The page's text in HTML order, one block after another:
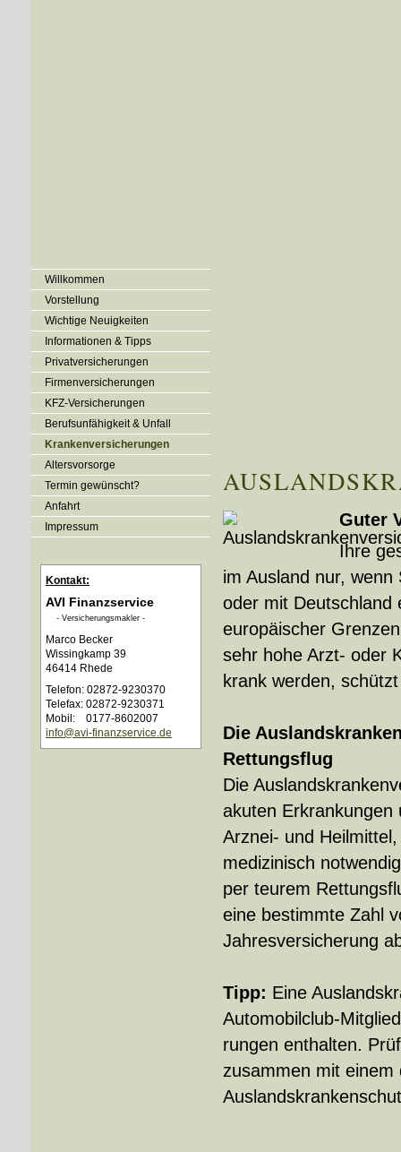
Willkommen
Vorstellung
Wichtige Neuigkeiten
Informationen & Tipps
Privatversicherungen
Firmenversicherungen
KFZ-Versicherungen
Berufsunfähigkeit & Unfall
Kranken­ver­si­che­rungen
Alters­vorsorge
Termin gewünscht?
Anfahrt
Impressum
Kontakt:
AVI Finanzservice
- Ver­sicherungs­makler -
Marco Becker
Wissingkamp 39
46414 Rhede
Telefon: 02872-9230370
Telefax: 02872-9230371
Mobil: 0177-8602007
info@avi-finanzservice.de
Guter
Ihre
im Ausland nur,
oder mit Deutschland
europäischer
sehr hohe Arzt- oder
krank werden,
Die
Rettungsflug
Die
akuten Erkrankungen
Arznei- und
medizinisch
per teurem
eine bestimmte Zahl
Jahresversicherung
Tipp: Eine
Automobilclub-
rungen enthalten.
zusammen mit